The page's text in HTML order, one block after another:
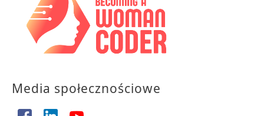
Media społecznościowe